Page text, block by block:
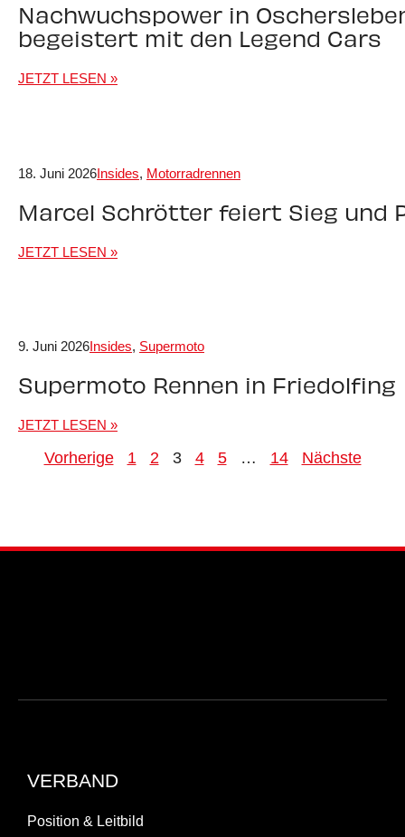
Nachwuchspower in
begeistert mit den Legend Cars
JETZT LESEN »
18. Juni 2026Insides, Motorradrennen
Marcel Schrötter feiert Sieg und
JETZT LESEN »
9. Juni 2026Insides, Supermoto
Supermoto Rennen in Friedolfing
JETZT LESEN »
Vorherige 1 2 3 4 5 … 14 Nächste
VERBAND
Position & Leitbild